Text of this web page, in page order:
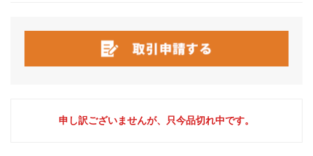
申し訳ございませんが、只今品切れ中です。